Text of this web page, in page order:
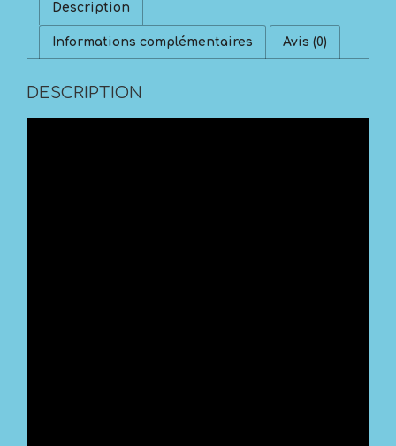
Description
Informations complémentaires Avis (0)
DESCRIPTION